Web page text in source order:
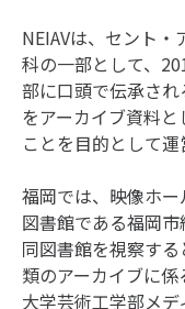
NEIAVは、セント
科の一部として、
部に口頭で伝承さ
をアーカイブ資料
ことを目的として運
福岡では、映像ホ
図書館である福岡市
同図書館を視察す
類のアーカイブに
大学芸術工学部メ